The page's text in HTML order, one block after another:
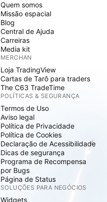
Quem somos
Missão espacial
Blog
Central de Ajuda
Carreiras
Media kit
MERCHAN
Loja TradingView
Cartas de Tarô para traders
The C63 TradeTime
POLÍTICAS & SEGURANÇA
Termos de Uso
Aviso legal
Política de Privacidade
Política de Cookies
Declaração de Acessibilidade
Dicas de segurança
Programa de Recompensa
por Bugs
Página de Status
SOLUÇÕES PARA NEGÓCIOS
Widgets